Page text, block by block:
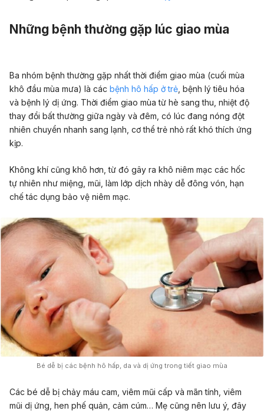
Những bệnh thường gặp lúc giao mùa
Ba nhóm bệnh thường gặp nhất thời điểm giao mùa (cuối mùa
khô đầu mùa mưa) là các bệnh hô hấp ở trẻ , bệnh lý tiêu hóa
và bệnh lý dị ứng. Thời điểm giao mùa từ hè sang thu, nhiệt độ
thay đổi bất thường giữa ngày và đêm, có lúc đang nóng đột
nhiên chuyển nhanh sang lạnh, cơ thể trẻ nhỏ rất khó thích ứng
kịp.
Không khí cũng khô hơn, từ đó gây ra khô niêm mạc các hốc
tự nhiên như miệng, mũi, làm lớp dịch nhày dễ đông vón, hạn
chế tác dụng bảo vệ niêm mạc.
Bé dễ bị các bệnh hô hấp, da và dị ứng trong tiết giao mùa
Các bé dễ bị chảy máu cam, viêm mũi cấp và mãn tính, viêm
mũi dị ứng, hen phế quản, cảm cúm… Mẹ cũng nên lưu ý, đây